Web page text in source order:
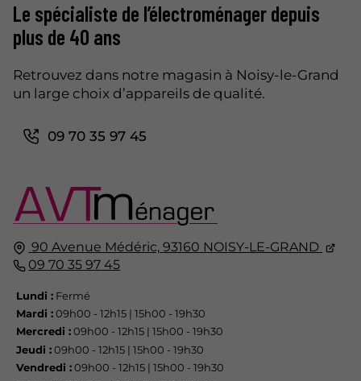
90 Avenue Médéric, 93160 NOISY-LE-GRAND
09 70 35 97 45
Lundi : Fermé
Mardi :09h00 - 12h15 | 15h00 - 19h30
Mercredi :09h00 - 12h15 | 15h00 - 19h30
Jeudi :09h00 - 12h15 | 15h00 - 19h30
Vendredi :09h00 - 12h15 | 15h00 - 19h30
Le spécialiste de l’électroménager depuis
plus de 40 ans
Retrouvez dans notre magasin à Noisy-le-Grand
un large choix d’appareils de qualité.
09 70 35 97 45